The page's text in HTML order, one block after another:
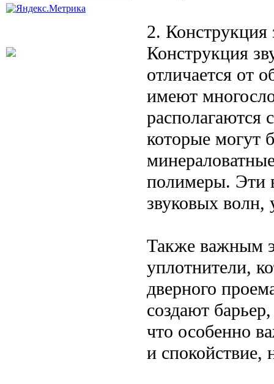
2.
Конструкция
отличается от
имеют
располагаются
которые могут
полимеры. Эти
звуковых волн,
Также важным
уплотнители,
дверного
создают
что особенно
и спокойствие,